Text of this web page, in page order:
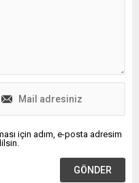
için adım, e-posta adresim